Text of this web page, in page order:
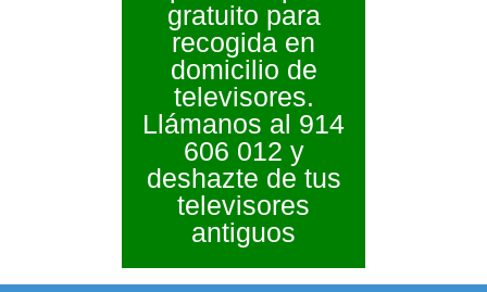
gratuito para
recogida en
domicilio de
televisores.
Llámanos al 914
606 012 y
deshazte de tus
televisores
antiguos